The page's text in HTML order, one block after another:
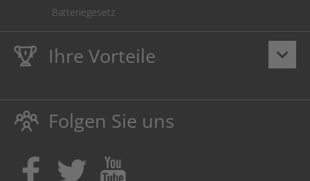
Batteriegesetz
keyboard_arrow_down
Ihre Vorteile
LebenslangeHausmarke Garantieauf Toner und Tinte
schützt auch Ihren Drucker.
Umweltfreundlich dadurch Abfallvermeidung.
Kaufen Sie Tinte & Toner ruhig da, wo Ihre Kinder einen
Ausbildungsplatz bekommen!
Folgen Sie uns